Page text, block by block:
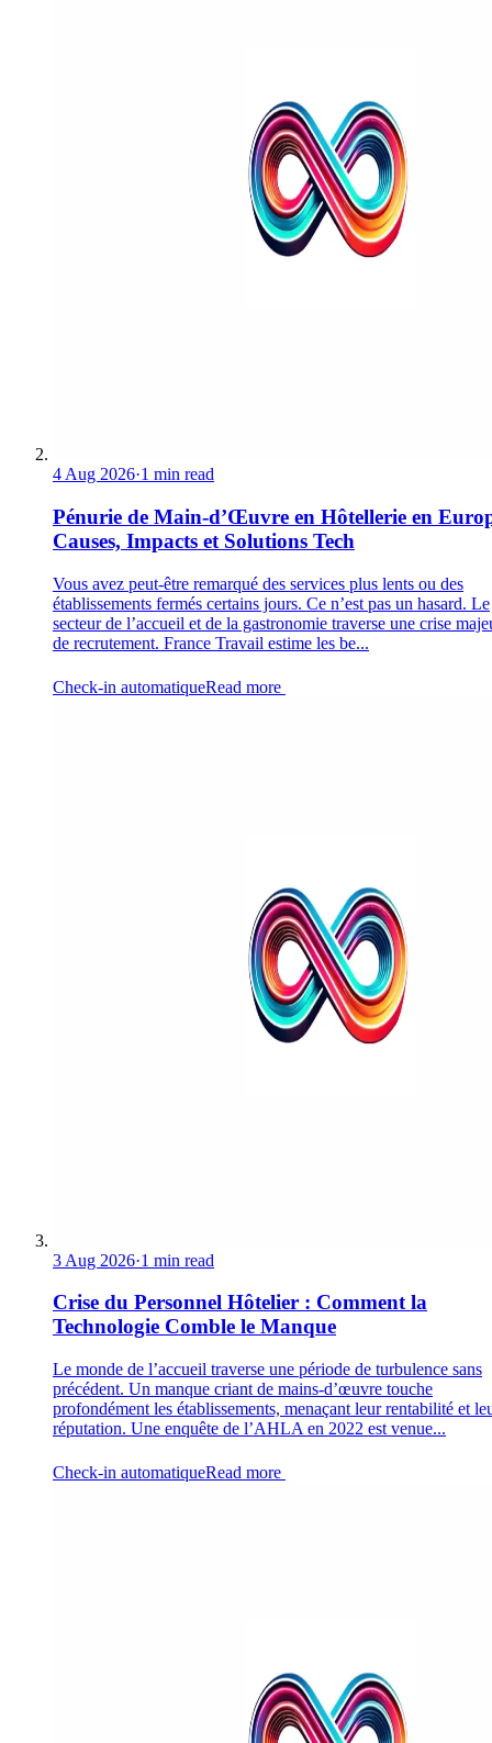
4 Aug 2026·1 min read
Pénurie de Main-d’Œuvre en Hôtellerie en
Causes, Impacts et Solutions Tech
Vous avez peut-être remarqué des services plus lents ou des
établissements fermés certains jours. Ce n’est pas un hasard. Le
secteur de l’accueil et de la gastronomie traverse une crise
de recrutement. France Travail estime les be...
Check-in automatiqueRead more
3 Aug 2026·1 min read
Crise du Personnel Hôtelier : Comment la
Technologie Comble le Manque
Le monde de l’accueil traverse une période de turbulence sans
précédent. Un manque criant de mains-d’œuvre touche
profondément les établissements, menaçant leur rentabilité et
réputation. Une enquête de l’AHLA en 2022 est venue...
Check-in automatiqueRead more